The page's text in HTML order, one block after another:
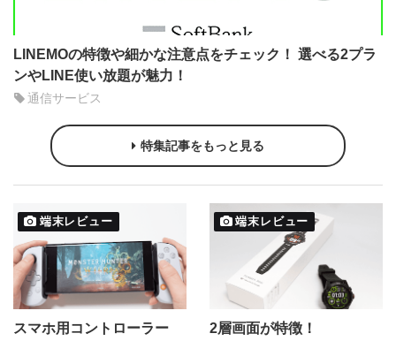
LINEMOの特徴や細かな注意点をチェック！ 選べる2プラ
ンやLINE使い放題が魅力！
通信サービス
特集記事をもっと見る
端末レビュー
スマホ用コントローラー
端末レビュー
2層画面が特徴！